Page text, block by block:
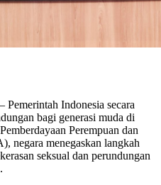
– Pemerintah Indonesia secara
bagi generasi muda di
Perempuan dan
negara menegaskan langkah
seksual dan perundungan